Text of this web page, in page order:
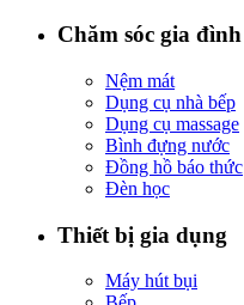
Chăm sóc gia đình
Nệm mát
Dụng cụ nhà bếp
Dụng cụ massage
Bình đựng nước
Đồng hồ báo thức
Đèn học
Thiết bị gia dụng
Máy hút bụi